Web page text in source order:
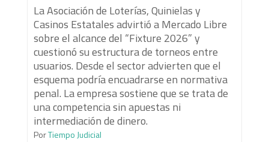
La Asociación de Loterías, Quinielas y
Casinos Estatales advirtió a Mercado Libre
sobre el alcance del “Fixture 2026” y
cuestionó su estructura de torneos entre
usuarios. Desde el sector advierten que el
esquema podría encuadrarse en normativa
penal. La empresa sostiene que se trata de
una competencia sin apuestas ni
intermediación de dinero.
PorTiempo Judicial